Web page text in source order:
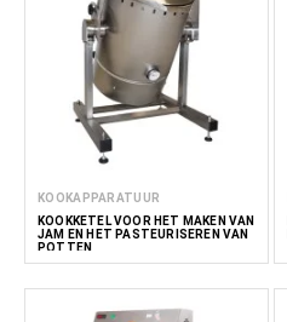
KOOKAPPARATUUR
KOOKKETEL VOOR HET MAKEN VAN
JAM EN HET PASTEURISEREN VAN
POTTEN